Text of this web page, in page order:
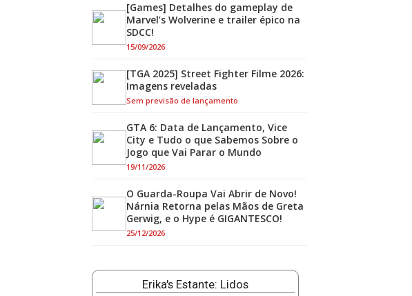
[Games] Detalhes do gameplay de
Marvel’s Wolverine e trailer épico na
SDCC!
15/09/2026
[TGA 2025] Street Fighter Filme 2026:
Imagens reveladas
Sem previsão de lançamento
GTA 6: Data de Lançamento, Vice
City e Tudo o que Sabemos Sobre o
Jogo que Vai Parar o Mundo
19/11/2026
O Guarda-Roupa Vai Abrir de Novo!
Nárnia Retorna pelas Mãos de Greta
Gerwig, e o Hype é GIGANTESCO!
25/12/2026
Erika's Estante: Lidos